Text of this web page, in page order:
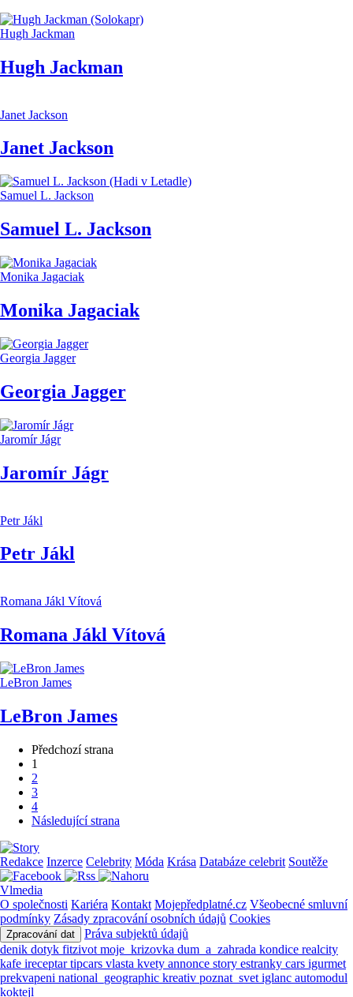
Hugh Jackman
Hugh Jackman
Janet Jackson
Janet Jackson
Samuel L. Jackson
Samuel L. Jackson
Monika Jagaciak
Monika Jagaciak
Georgia Jagger
Georgia Jagger
Jaromír Jágr
Jaromír Jágr
Petr Jákl
Petr Jákl
Romana Jákl Vítová
Romana Jákl Vítová
LeBron James
LeBron James
Předchozí strana
1
2
3
4
Následující strana
Redakce Inzerce Celebrity Móda Krása Databáze celebrit Soutěže
Vlmedia
O společnosti Kariéra Kontakt Mojepředplatné.cz Všeobecné smluvní
podmínky Zásady zpracování osobních údajů Cookies
Zpracování dat
Práva subjektů údajů
denik dotyk fitzivot moje_krizovka dum_a_zahrada kondice realcity
kafe ireceptartipcars vlasta kvety annonce story estranky cars igurmet
prekvapeni national_geographic kreativ poznat_svet iglanc automodul
koktejl